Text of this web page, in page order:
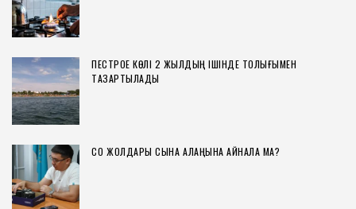
ПЕСТРОЕ КӨЛІ 2 ЖЫЛДЫҢ ІШІНДЕ ТОЛЫҒЫМЕН
ТАЗАРТЫЛАДЫ
СҚО ЖОЛДАРЫ СЫНАҚ АЛАҢЫНА АЙНАЛА МА?